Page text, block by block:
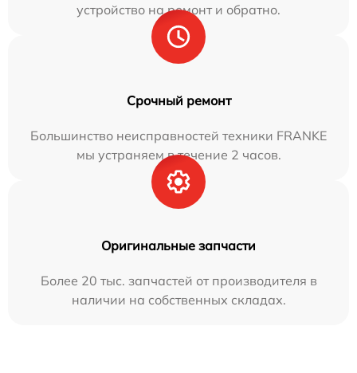
устройство на ремонт и обратно.
Срочный ремонт
Большинство неисправностей техники FRANKE
мы устраняем в течение 2 часов.
Оригинальные запчасти
Более 20 тыс. запчастей от производителя в
наличии на собственных складах.